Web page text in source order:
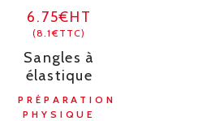
6.75€HT
(8.1€TTC)
Sangles à
élastique
PRÉPARATION
PHYSIQUE